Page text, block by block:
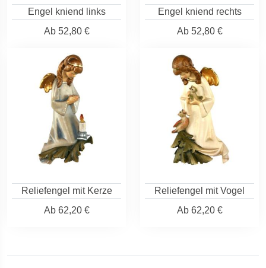
Engel kniend links
Ab52,80 €
Engel kniend rechts
Ab52,80 €
Reliefengel mit Kerze
Ab62,20 €
Reliefengel mit Vogel
Ab62,20 €